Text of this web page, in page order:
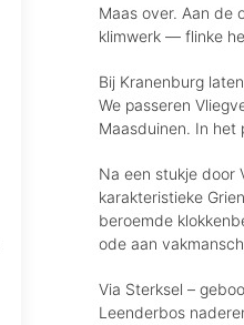
Maas over. Aan de
klimwerk — flinke
Bij Kranenburg
We passeren
Maasduinen. In het
Na een stukje door
karakteristieke
beroemde
ode aan
Via Sterksel –
Leenderbos